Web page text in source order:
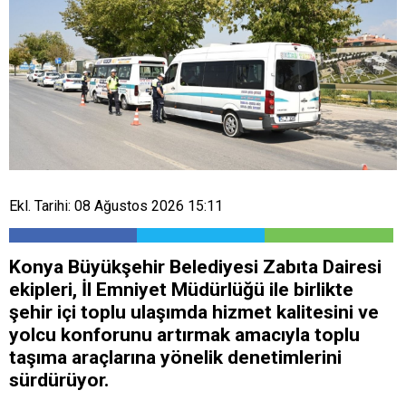
Ekl. Tarihi: 08 Ağustos 2026 15:11
Konya Büyükşehir Belediyesi Zabıta Dairesi
ekipleri, İl Emniyet Müdürlüğü ile birlikte
şehir içi toplu ulaşımda hizmet kalitesini ve
yolcu konforunu artırmak amacıyla toplu
taşıma araçlarına yönelik denetimlerini
sürdürüyor.